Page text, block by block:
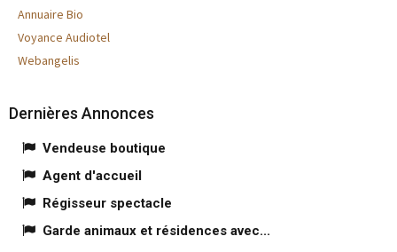
Annuaire Bio
Voyance Audiotel
Webangelis
Dernières Annonces
Vendeuse boutique
Agent d'accueil
Régisseur spectacle
Garde animaux et résidences avec...